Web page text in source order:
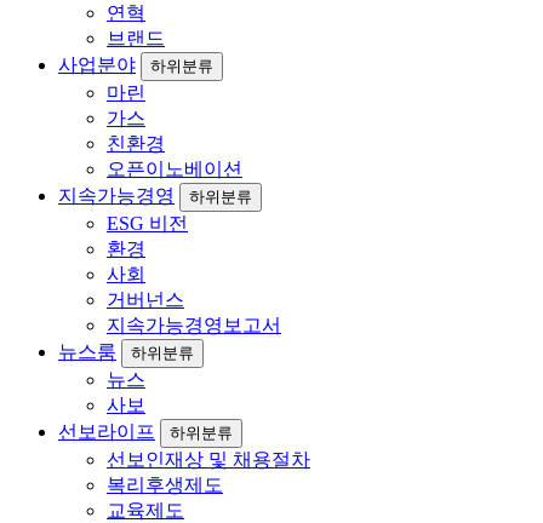
연혁
브랜드
사업분야
하위분류
마린
가스
친환경
오픈이노베이션
지속가능경영
하위분류
ESG 비전
환경
사회
거버넌스
지속가능경영보고서
뉴스룸
하위분류
뉴스
사보
선보라이프
하위분류
선보인재상 및 채용절차
복리후생제도
교육제도